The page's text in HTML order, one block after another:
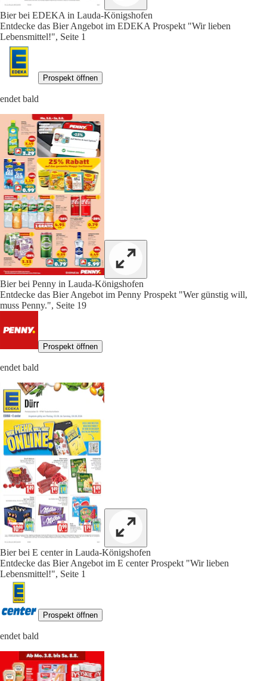
Bier bei EDEKA in Lauda-Königshofen
Entdecke das Bier Angebot im EDEKA Prospekt "Wir lieben
Lebensmittel!", Seite 1
Prospekt öffnen
endet bald
Bier bei Penny in Lauda-Königshofen
Entdecke das Bier Angebot im Penny Prospekt "Wer günstig will,
muss Penny.", Seite 19
Prospekt öffnen
endet bald
Bier bei E center in Lauda-Königshofen
Entdecke das Bier Angebot im E center Prospekt "Wir lieben
Lebensmittel!", Seite 1
Prospekt öffnen
endet bald